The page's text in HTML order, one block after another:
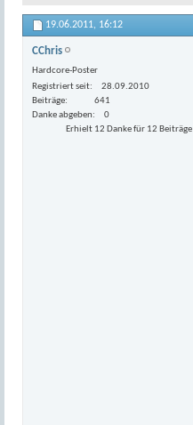
19.06.2011, 16:12
CChris
Hardcore-Poster
Registriert seit
28.09.2010
Beiträge
641
Danke abgeben
0
Erhielt 12 Danke für 12 Beiträge